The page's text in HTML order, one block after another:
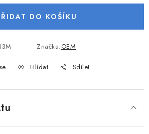
DO KOŠÍKU
Značka:OEM
Hlídat Sdílet